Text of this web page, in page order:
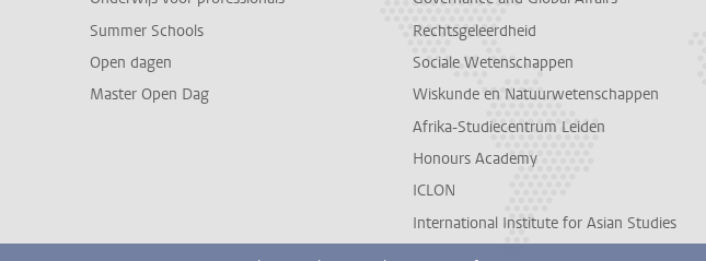
Summer Schools
Open dagen
Master Open Dag
Rechtsgeleerdheid
Sociale Wetenschappen
Wiskunde en Natuurwetenschappen
Afrika-Studiecentrum Leiden
Honours Academy
ICLON
International Institute for Asian Studies